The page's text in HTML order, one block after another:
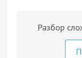
Разбор